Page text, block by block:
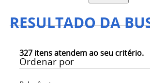
RESULTADO DA
327 itens atendem ao seu critério.
Ordenar por